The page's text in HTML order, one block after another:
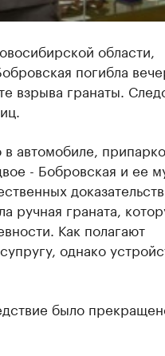
области,
погибла
взрыва гранаты.
автомобиле,
- Бобровская и ее
ручная граната,
Как полагают
однако
было